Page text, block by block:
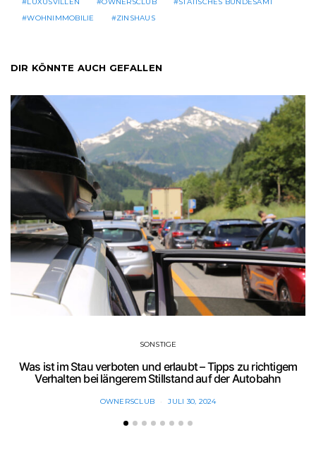
LUXUSVILLEN OWNERSCLUB
STATISCHES BUNDESAMT
WOHNIMMOBILIE
ZINSHAUS
DIR KÖNNTE AUCH GEFALLEN
SONSTIGE
Was ist im Stau verboten und erlaubt – Tipps zu richtigem
Verhalten bei längerem Stillstand auf der Autobahn
OWNERSCLUB JULI 30, 2024